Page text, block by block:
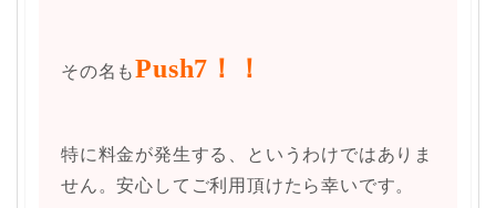
その名もPush7！！
特に料金が発生する、というわけではありま
せん。安心してご利用頂けたら幸いです。